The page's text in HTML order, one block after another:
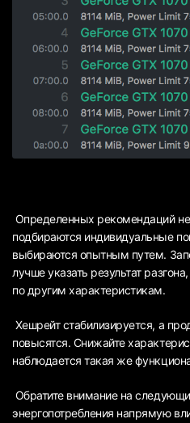
Определенных рекомендаций
подбираются индивидуальные
выбираются опытным путем.
лучше указать результат
по другим характеристикам.
Хешрейт стабилизируется, а
повысятся. Снижайте
наблюдается такая же
Обратите внимание на
энергопотребления напрямую